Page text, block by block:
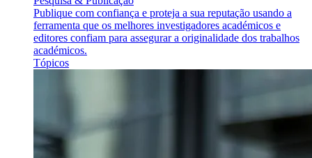
Publique com confiança e proteja a sua reputação usando a
ferramenta que os melhores investigadores académicos e
editores confiam para assegurar a originalidade dos trabalhos
académicos.
Tópicos